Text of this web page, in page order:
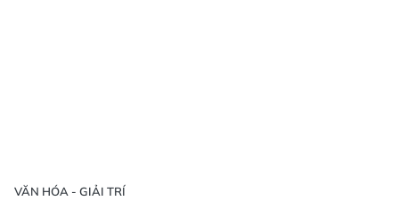
VĂN HÓA - GIẢI TRÍ